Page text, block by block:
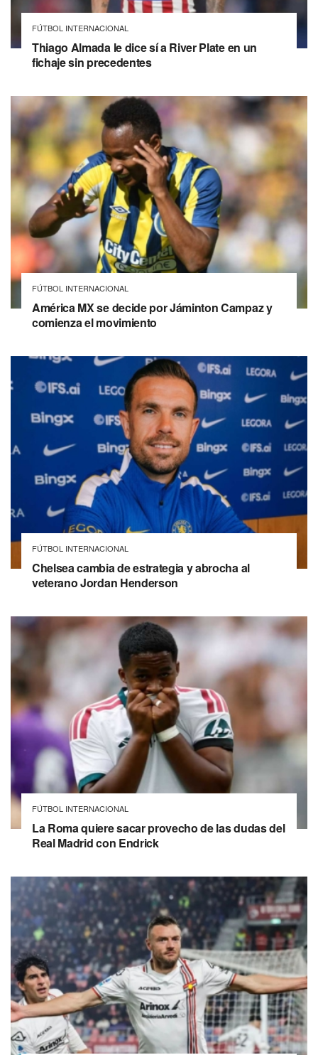
FÚTBOL INTERNACIONAL
Thiago Almada le dice sí a River Plate en un
fichaje sin precedentes
FÚTBOL INTERNACIONAL
América MX se decide por Jáminton Campaz y
comienza el movimiento
FÚTBOL INTERNACIONAL
Chelsea cambia de estrategia y abrocha al
veterano Jordan Henderson
FÚTBOL INTERNACIONAL
La Roma quiere sacar provecho de las dudas del
Real Madrid con Endrick